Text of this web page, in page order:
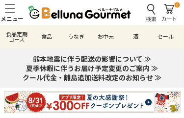
検索
0
カート
食品定期
コース 食品 うなぎ お中元 酒 セール
熊本地震に伴う配送の影響について ≫
夏季休暇に伴うお届け予定変更のご案内 ≫
クール代金・離島追加送料改定のお知らせ ≫